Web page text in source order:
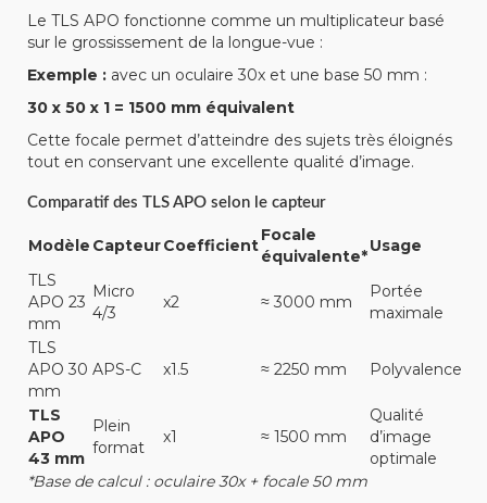
Le TLS APO fonctionne comme un multiplicateur basé
sur le grossissement de la longue-vue :
Exemple : avec un oculaire 30x et une base 50 mm :
30 x 50 x 1 = 1500 mm équivalent
Cette focale permet d’atteindre des sujets très éloignés
tout en conservant une excellente qualité d’image.
Comparatif des TLS APO selon le capteur
Modèle CapteurCoefficient
Focale
équivalente*
Usage
TLS
APO 23
mm
Micro
4/3
x2 ≈ 3000 mm
Portée
maximale
TLS
APO 30
mm
APS-C x1.5 ≈ 2250 mm Polyvalence
TLS
APO
43 mm
Plein
format
x1 ≈ 1500 mm
Qualité
d’image
optimale
*Base de calcul : oculaire 30x + focale 50 mm